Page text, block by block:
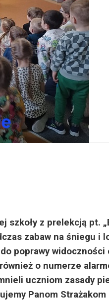
szkoły z prelekcją pt.
zabaw na śniegu i
poprawy widoczności
o numerze
uczniom zasady
Panom Strażakom